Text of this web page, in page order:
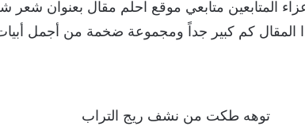
المتابعين متابعي موقع احلم مقال بعنوان
المقال كم كبير جداً ومجموعة ضخمة من أجمل
توهه طكت من نشف ريج التراب